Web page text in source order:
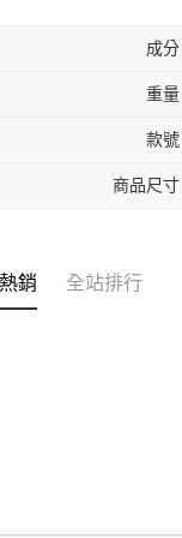
成分
重量
款號
商品尺寸
銷 全站排行